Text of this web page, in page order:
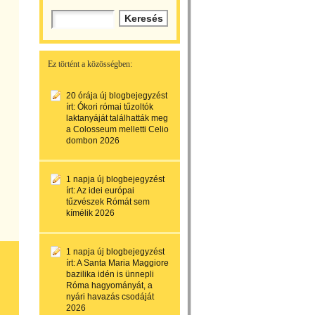
Ez történt a közösségben:
20 órája új blogbejegyzést
írt: Ókori római tűzoltók
laktanyáját találhatták meg
a Colosseum melletti Celio
dombon 2026
1 napja új blogbejegyzést
írt:Az idei európai
tűzvészek Rómát sem
kímélik 2026
1 napja új blogbejegyzést
írt:A Santa Maria Maggiore
bazilika idén is ünnepli
Róma hagyományát, a
nyári havazás csodáját
2026